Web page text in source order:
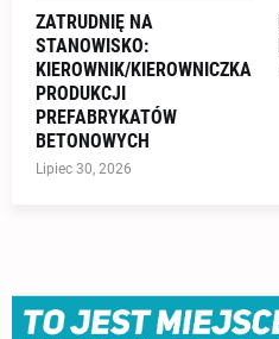
ZATRUDNIĘ NA
STANOWISKO:
KIEROWNIK/KIEROWNICZKA
PRODUKCJI
PREFABRYKATÓW
BETONOWYCH
Lipiec 30, 2026